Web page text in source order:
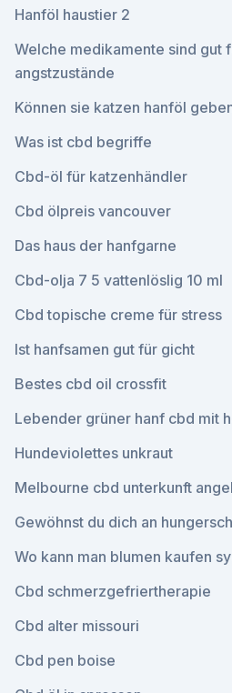
Hanföl haustier 2
Welche medikamente sind gut
angstzustände
Können sie katzen hanföl
Was ist cbd begriffe
Cbd-öl für katzenhändler
Cbd ölpreis vancouver
Das haus der hanfgarne
Cbd-olja 7 5 vattenlöslig 10 ml
Cbd topische creme für stress
Ist hanfsamen gut für gicht
Bestes cbd oil crossfit
Lebender grüner hanf cbd mit
Hundeviolettes unkraut
Melbourne cbd unterkunft
Gewöhnst du dich an
Wo kann man blumen kaufen
Cbd schmerzgefriertherapie
Cbd alter missouri
Cbd pen boise